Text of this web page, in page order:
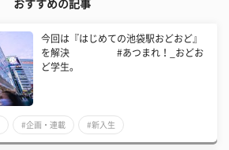
おすすめの記事
今回は『はじめての池袋駅おどおど』
を解決 #あつまれ！_おどお
ど学生。
#企画・連載 #新入生